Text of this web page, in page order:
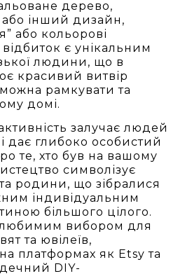
дерево,
або інший дизайн,
або кольорові
є унікальним
людини, що в
красивий витвір
рамкувати та
домі.
залучає людей
і дає глибоко особистий
те, хто був на вашому
символізує
родини, що зібралися
індивідуальним
більшого цілого.
любимим вибором для
та ювілеїв,
платформах як Etsy та
DIY-